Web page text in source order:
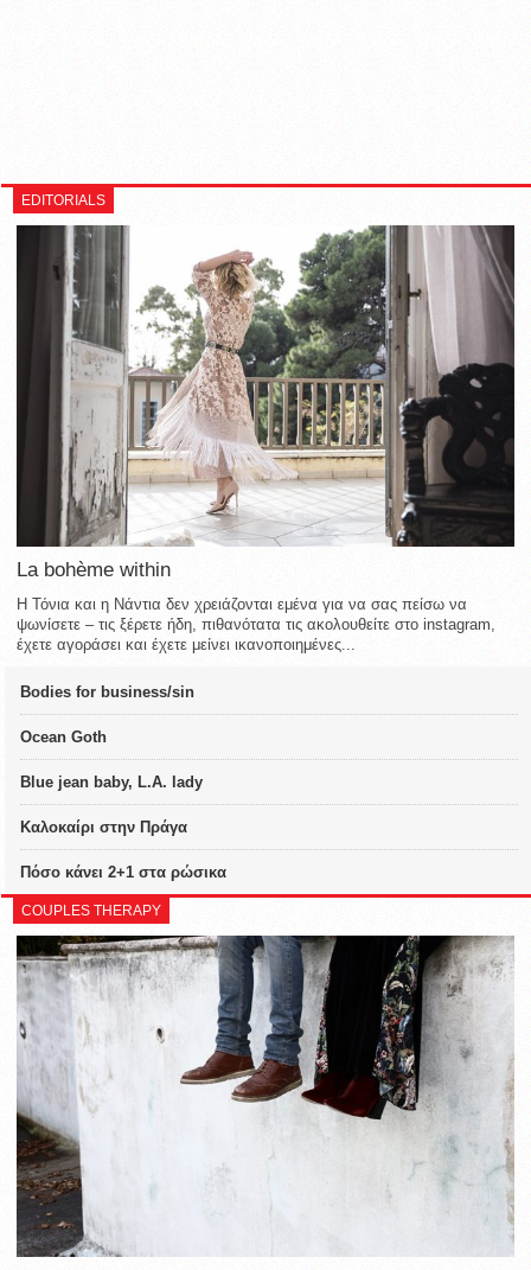
EDITORIALS
La bohème within
Η Τόνια και η Νάντια δεν χρειάζονται εμένα για να σας πείσω να
ψωνίσετε – τις ξέρετε ήδη, πιθανότατα τις ακολουθείτε στο instagram,
έχετε αγοράσει και έχετε μείνει ικανοποιημένες...
Bodies for business/sin
Ocean Goth
Blue jean baby, L.A. lady
Καλοκαίρι στην Πράγα
Πόσο κάνει 2+1 στα ρώσικα
COUPLES THERAPY